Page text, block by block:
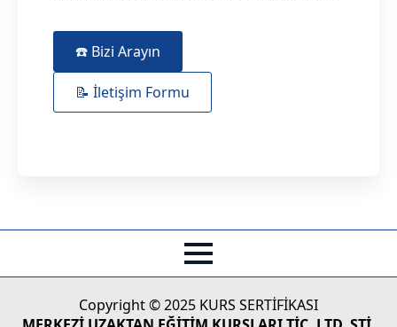
☎️ Bizi Arayın
📝 İletişim Formu
Copyright © 2025 KURS SERTİFİKASI